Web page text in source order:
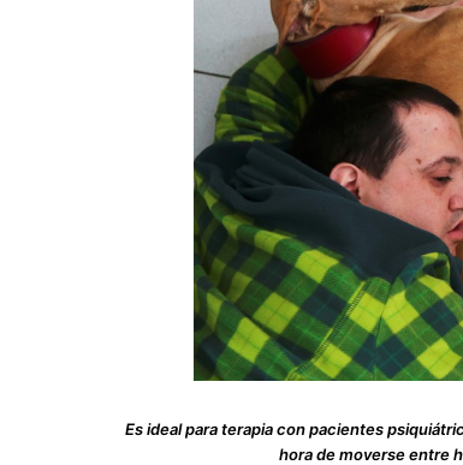
Es ideal para terapia con pacientes
hora de moverse entre